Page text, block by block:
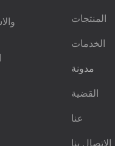
المنتجات
الخدمات
مدونة
القضية
عنا
الاتصال بنا